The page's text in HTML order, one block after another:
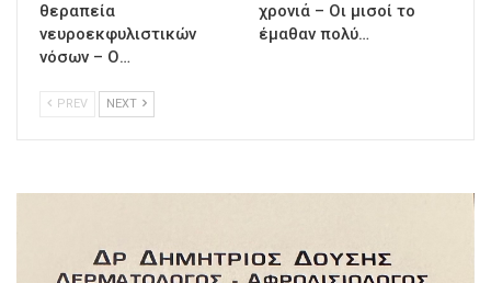
θεραπεία
νευροεκφυλιστικών
νόσων – Ο…
χρονιά – Οι μισοί το
έμαθαν πολύ…
PREV NEXT